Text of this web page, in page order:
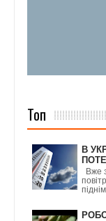
Топ
В
Вже